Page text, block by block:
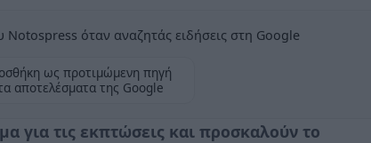
όταν αναζητάς ειδήσεις στη Google
ως προτιμώμενη πηγή
αποτελέσματα της Google
για τις εκπτώσεις και προσκαλούν το